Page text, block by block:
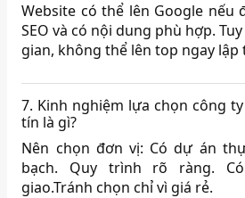
Website có thể lên Google nếu
SEO và có nội dung phù hợp.
gian, không thể lên top ngay lập
7. Kinh nghiệm lựa chọn công
tín là gì?
Nên chọn đơn vị: Có dự án
bạch. Quy trình rõ ràng.
giao.Tránh chọn chỉ vì giá rẻ.